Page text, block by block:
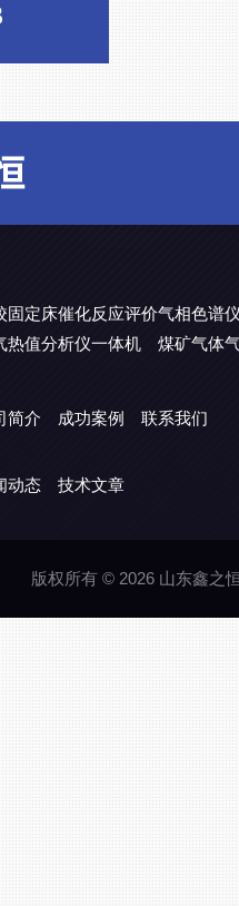
固定床催化反应评价气相色谱
热值分析仪一体机
煤矿气体
简介 成功案例 联系我们
动态 技术文章
版权所有 © 2026 山东鑫之